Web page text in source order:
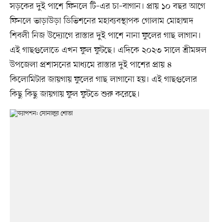
সড়কের দুই পাশে ফিনলে টি–এর চা–বাগান। প্রায় ১০ বছর আগে
ফিনলে ভাড়াউড়া ডিভিশনের মহাব্যবস্থাপক গোলাম মোহাম্মদ
শিবলী নিজ উদ্যোগে রাস্তার দুই পাশে নানা ফুলের গাছ লাগান।
এই গাছগুলোতে এখন ফুল ফুটছে। এদিকে ২০২৩ সালে শ্রীমঙ্গল
উপজেলা প্রশাসনের মাধ্যমে রাস্তার দুই পাশের প্রায় ৪
কিলোমিটার জায়গায় ফুলের গাছ লাগানো হয়। এই গাছগুলোর
কিছু কিছু জায়গায় ফুল ফুটতে শুরু করেছে।